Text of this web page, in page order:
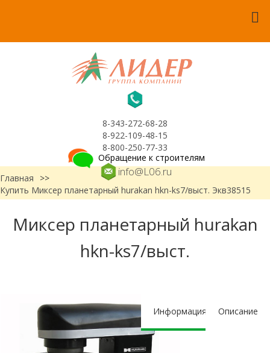
8-343-272-68-28
8-922-109-48-15
8-800-250-77-33
info@L06.ru
Обращение к строителям
Главная
>>
Купить Миксер планетарный hurakan hkn-ks7/выст. Экв38515
Миксер планетарный hurakan
hkn-ks7/выст.
Информация Описание